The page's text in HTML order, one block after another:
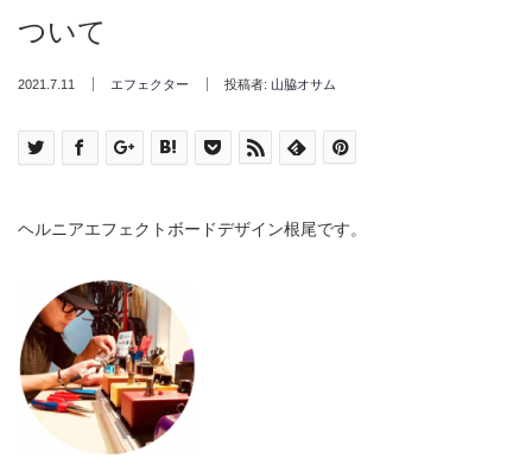
ついて
2021.7.11 エフェクター 投稿者: 山脇オサム
ヘルニアエフェクトボードデザイン根尾です。